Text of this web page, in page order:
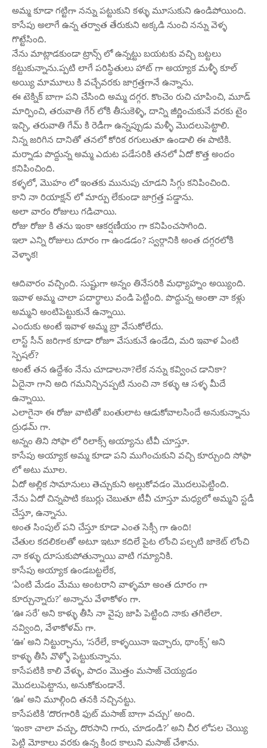
అమ్మ కూడా గట్టిగా నన్ను పట్టుకుని కళ్ళు మూసుకుని ఉండిపోయింది.
కాసేపు అలాగే ఉన్న తర్వాత తేరుకుని అక్కడి నుంచి నన్ను వెళ్ళ
గొట్టేసింది.
నేను మాట్లాడకుండా ట్రాన్స్ లో ఉన్నట్టు బయటకు వచ్చి బట్టలు
కట్టుకున్నాను.ప్పటి లాగే పరిస్థితులు హాట్ గా అయ్యాక మళ్ళీ కూల్
అయ్యి మామూలు కి వచ్చేవరకు జాగ్రత్తగానే ఉన్నాను.
ఈ టెక్నిక్ బాగా పని చేసింది అమ్మ దగ్గర. కొంచెం రుచి చూపించి, మూడ్
మార్పించి, తరువాతి గేర్ లోకి తీసుకెళ్ళి, దాన్ని జీర్ణించుకునే వరకు టైం
ఇచ్చి, తరువాతి గేమ్ కి రెడీగా ఉన్నప్పుడు మళ్ళీ మొదలుపెట్టాలి.
నిన్న జరిగిన దానితో తనలో కోరిక రగులుతూ ఉండాలి ఈ పాటికి.
మర్నాడు పొద్దున్న అమ్మ ఎదుట పడేసరికి తనలో ఏదో కొత్త అందం
కనిపించింది.
కళ్ళలో, మొహం లో ఇంతకు మునుపు చూడని సిగ్గు కనిపించింది.
కాని నా రియాక్షన్ లో మార్పు లేకుండా జాగ్రత్త పడ్డాను.
అలా వారం రోజులు గడిచాయి.
రోజు రోజు కి తను ఇంకా ఆకర్షణీయం గా కనిపించసాగింది.
ఇలా ఎన్ని రోజులు దూరం గా ఉండడం? స్వర్గానికి అంత దగ్గరలోకి
వెళ్ళాక!
ఆదివారం వచ్చింది. సుష్టుగా అన్నం తినేసరికి మధ్యాహ్నం అయ్యింది.
ఇవాళ అమ్మ చాలా పదార్థాలు వండి పెట్టింది. పొద్దున్న అంతా నా కళ్లు
అమ్మని అంటిపెట్టుకునే ఉన్నాయి.
ఎందుకు అంటే ఇవాళ అమ్మ బ్రా వేసుకోలేదు.
లాస్ట్ సీన్ జరిగాక కూడా రోజూ వేసుకునే ఉండేది, మరి ఇవాళ ఏంటి
స్పెషల్?
అంటే తన ఉద్దేశం నేను చూడాలనా?లేక నన్ను కవ్వించ డానికా?
ఏదైనా గాని అది గమనిన్చినప్పటి నుంచి నా కళ్ళు ఆ సళ్ళ మీదే
ఉన్నాయి.
ఎలాగైనా ఈ రోజు వాటితో బంతులాట ఆడుకోవాలసిందే అనుకున్నాను
ద్రుఢమ్ గా.
అన్నం తిని సోఫా లో రిలాక్స్ అయ్యాను టీవీ చూస్తూ.
కాసేపు అయ్యాక అమ్మ కూడా పని ముగించుకుని వచ్చి కూర్చుంది సోఫా
లో అటు మూల.
ఏదో అల్లిక సామానులు తెచ్చుకుని అల్లుకోవడం మొదలుపెట్టింది.
నేను ఏదో చిన్నపాటి కబుర్లు చెబుతూ టీవీ చూస్తూ మధ్యలో అమ్మని స్టడీ
చేస్తూ, ఉన్నాను.
అంత సింపుల్ పని చేస్తూ కూడా ఎంత సెక్సీ గా ఉంది!
చేతుల కదలికలతో అటూ ఇటూ కదిలే పైట లోంచి పల్చటి జాకెట్ లోంచి
నా కళ్ళు దూసుకుపోతున్నాయి వాటి గమ్యానికి.
కాసేపు అయ్యాక ఉండబట్టలేక,
‘ఏంటి మేడం మేము అంటరాని వాళ్ళమా అంత దూరం గా
కూర్చున్నారు?’ అన్నాను వేళాకోళం గా.
‘ఊ సరే’ అని కాళ్ళు తీసి నా వైపు జాపి పెట్టింది నాకు తగిలేలా.
నవ్వింది, వేళాకోళమ్ గా.
‘ఊ’ అని నిట్టుర్చాను, ‘సరేలే, కాళ్ళయినా ఇచ్చారు, థాంక్స్’ అని
కాళ్ళు తీసి వొళ్ళో పెట్టుకున్నాను.
కాసేపటికి కాలి వేళ్ళు, పాదం మొత్తం మసాజ్ చెయ్యడం
మొదలుపెట్టాను, అనుకోకుండానే.
‘ఊ’ అని మూల్గింది తనకి నచ్చినట్టు.
కాసేపటికి ‘దొరగారికి ఫుట్ మసాజ్ బాగా వచ్చు!’ అంది.
‘ఇంకా చాలా వచ్చు, దొరసాని గారు, చూడండి?’ అని చీర లోపల చెయ్యి
పెట్టి మోకాలు వరకు ఉన్న కింద కాలుని మసాజ్ చేశాను.